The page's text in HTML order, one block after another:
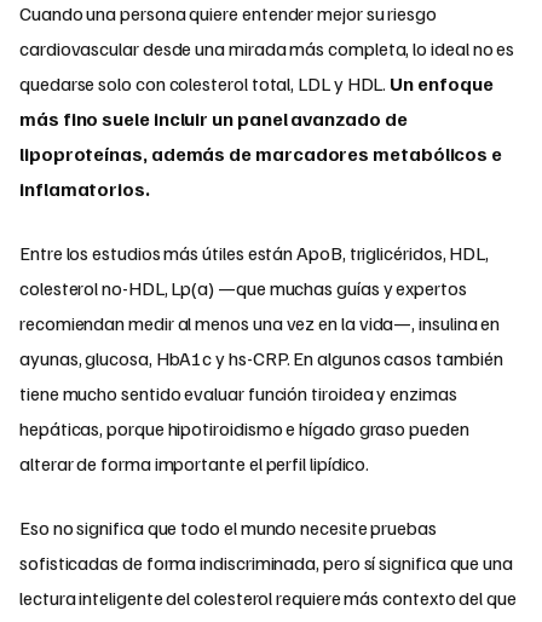
Cuando una persona quiere entender mejor su riesgo
cardiovascular desde una mirada más completa, lo ideal no es
quedarse solo con colesterol total, LDL y HDL. Un enfoque
más fino suele incluir un panel avanzado de
lipoproteínas, además de marcadores metabólicos e
inflamatorios.
Entre los estudios más útiles están ApoB, triglicéridos, HDL,
colesterol no-HDL, Lp(a) —que muchas guías y expertos
recomiendan medir al menos una vez en la vida—, insulina en
ayunas, glucosa, HbA1c y hs-CRP. En algunos casos también
tiene mucho sentido evaluar función tiroidea y enzimas
hepáticas, porque hipotiroidismo e hígado graso pueden
alterar de forma importante el perfil lipídico.
Eso no significa que todo el mundo necesite pruebas
sofisticadas de forma indiscriminada, pero sí significa que una
lectura inteligente del colesterol requiere más contexto del que